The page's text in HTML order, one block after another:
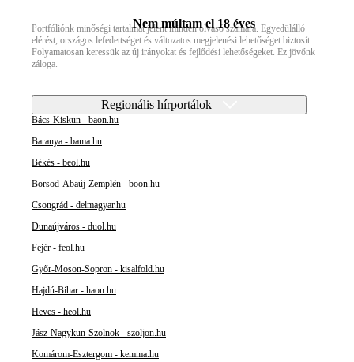
Nem múltam el 18 éves
Portfóliónk minőségi tartalmat jelent minden olvasó számára. Egyedülálló
elérést, országos lefedettséget és változatos megjelenési lehetőséget biztosít.
Folyamatosan keressük az új irányokat és fejlődési lehetőségeket. Ez jövőnk
záloga.
Regionális hírportálok
Bács-Kiskun - baon.hu
Baranya - bama.hu
Békés - beol.hu
Borsod-Abaúj-Zemplén - boon.hu
Csongrád - delmagyar.hu
Dunaújváros - duol.hu
Fejér - feol.hu
Győr-Moson-Sopron - kisalfold.hu
Hajdú-Bihar - haon.hu
Heves - heol.hu
Jász-Nagykun-Szolnok - szoljon.hu
Komárom-Esztergom - kemma.hu